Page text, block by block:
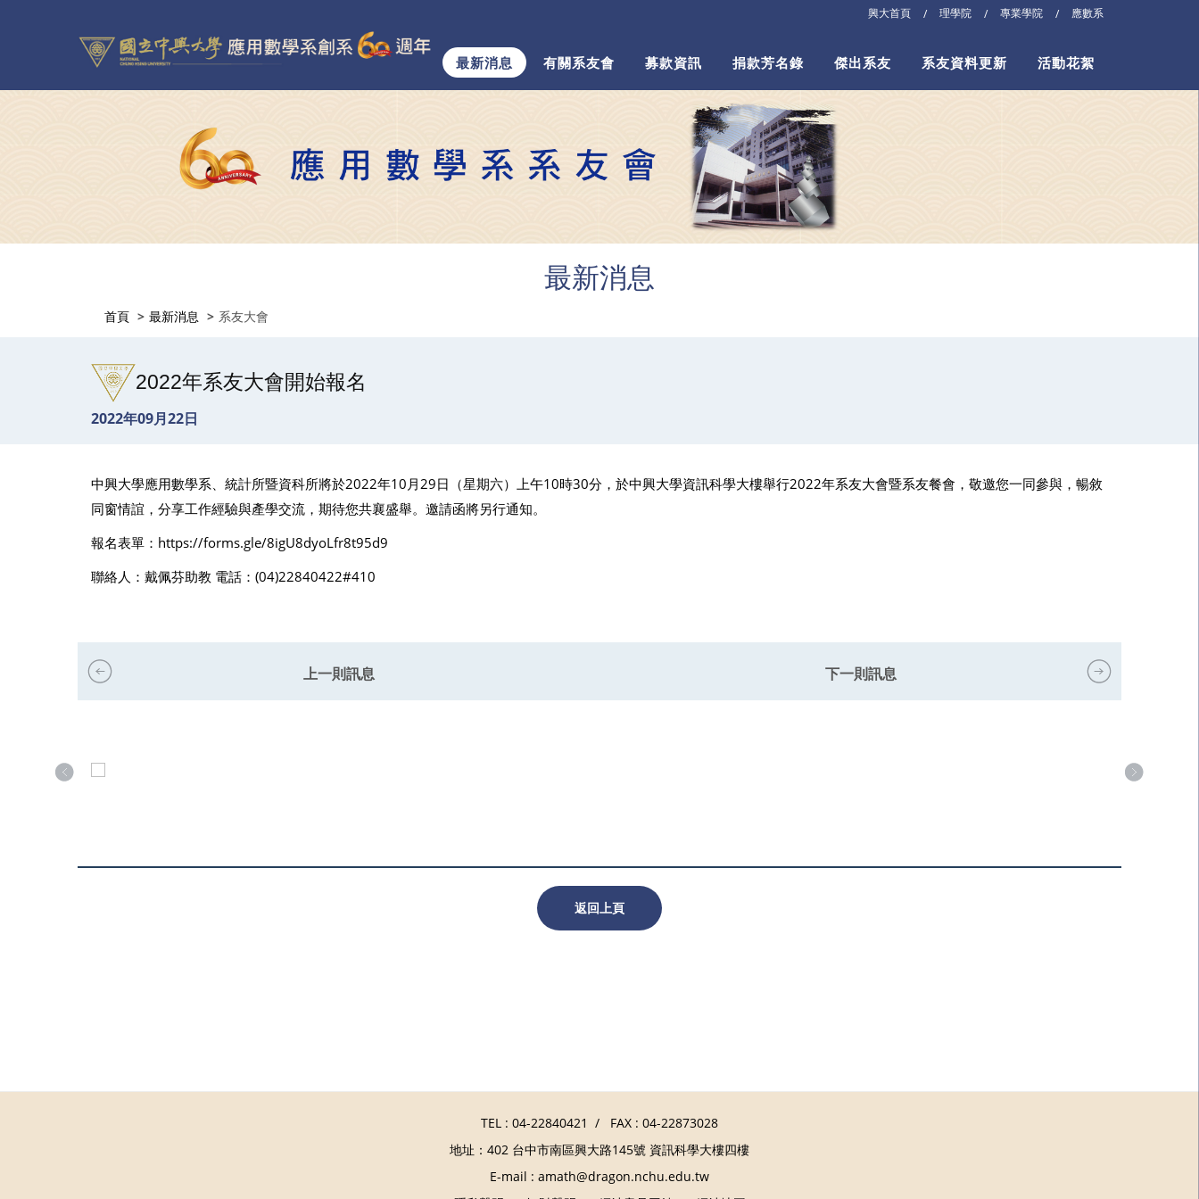
興大首頁 / 理學院 / 專業學院 / 應數系
最新消息 有關系友會 募款資訊 捐款芳名錄 傑出系友 系友資料更新 活動花絮
最新消息
首頁 最新消息 系友大會
2022年系友大會開始報名
2022年09月22日
中興大學應用數學系、統計所暨資科所將於2022年10月29日（星期六）上午10時30分，於中興大學資訊科學大樓舉行2022年系友大會暨系友餐會，敬邀您一同參與，暢敘
同窗情誼，分享工作經驗與產學交流，期待您共襄盛舉。邀請函將另行通知。
報名表單： https://forms.gle/8igU8dyoLfr8t95d9
聯絡人：戴佩芬助教 電話：(04)22840422#410
上一則訊息 下一則訊息
返回上頁
TEL : 04-22840421 / FAX : 04-22873028
地址：402 台中市南區興大路145號 資訊科學大樓四樓
E-mail : amath@dragon.nchu.edu.tw